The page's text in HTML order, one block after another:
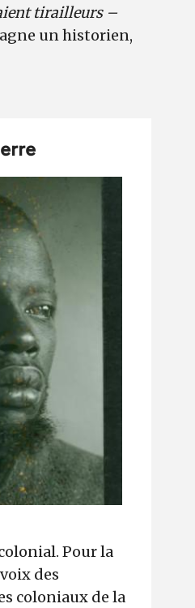
tirailleurs –
un historien,
Pour la
des
coloniaux de la